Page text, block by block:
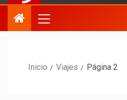
Inicio Viajes Página 2